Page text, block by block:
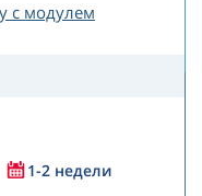
с модулем
1-2 недели